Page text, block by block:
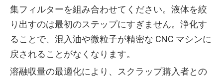
集フィルターを組み合わせてください。液体を絞
り出すのは最初のステップにすぎません。浄化す
ることで、混入油や微粒子が精密な CNC マシンに
戻されることがなくなります。
溶融収量の最適化により、スクラップ購入者との